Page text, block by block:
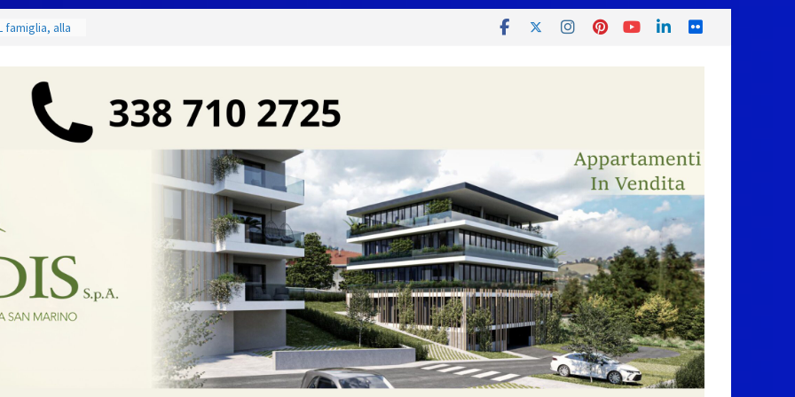
famiglia, alla
Incendi
dal 3 al 9
Marino
per
di Marcinelle
collettiva